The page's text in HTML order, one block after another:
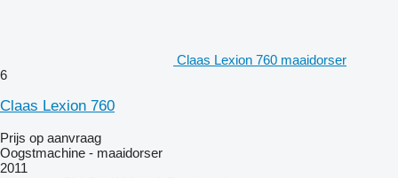
Claas Lexion 760 maaidorser
6
Claas Lexion 760
Prijs op aanvraag
Oogstmachine - maaidorser
2011